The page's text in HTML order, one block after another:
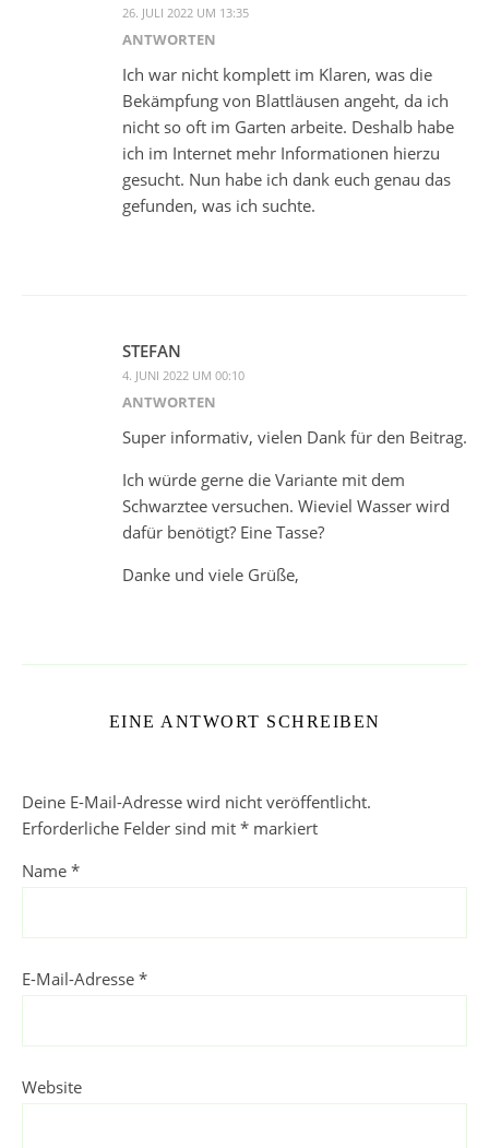
26. JULI 2022 UM 13:35
ANTWORTEN
Ich war nicht komplett im Klaren, was die
Bekämpfung von Blattläusen angeht, da ich
nicht so oft im Garten arbeite. Deshalb habe
ich im Internet mehr Informationen hierzu
gesucht. Nun habe ich dank euch genau das
gefunden, was ich suchte.
STEFAN
4. JUNI 2022 UM 00:10
ANTWORTEN
Super informativ, vielen Dank für den Beitrag.
Ich würde gerne die Variante mit dem
Schwarztee versuchen. Wieviel Wasser wird
dafür benötigt? Eine Tasse?
Danke und viele Grüße,
EINE ANTWORT SCHREIBEN
Deine E-Mail-Adresse wird nicht veröffentlicht.
Erforderliche Felder sind mit * markiert
Name *
E-Mail-Adresse *
Website